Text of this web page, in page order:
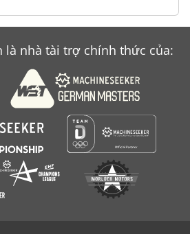
là nhà tài trợ chính thức của: